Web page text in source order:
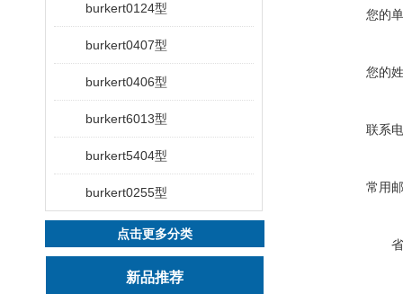
burkert0124型
burkert0407型
burkert0406型
burkert6013型
burkert5404型
burkert0255型
点击更多分类
新品推荐
您的
您的
联系
常用